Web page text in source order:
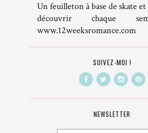
Un feuilleton à base de skate
découvrir chaque
www.12weeksromance.com
SUIVEZ-MOI !
NEWSLETTER